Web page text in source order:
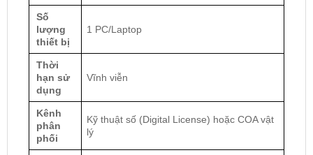
Số
lượng
thiết bị
1 PC/Laptop
Thời
hạn sử
dụng
Vĩnh viễn
Kênh
phân
phối
Kỹ thuật số (Digital License) hoặc COA vật
lý